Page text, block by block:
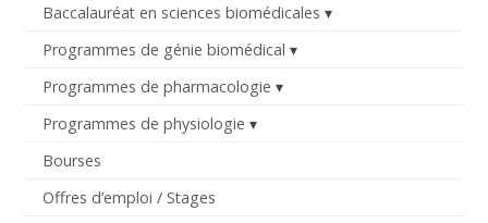
Baccalauréat en sciences biomédicales
Programmes de génie biomédical
Programmes de pharmacologie
Programmes de physiologie
Bourses
Offres d’emploi / Stages